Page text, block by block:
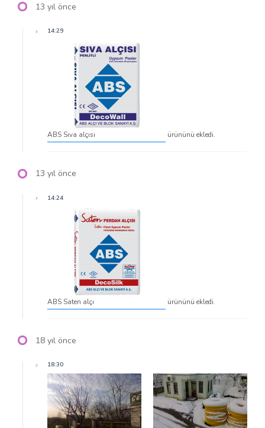
13 yıl önce
14:29
ABS Sıva alçısı ürününü ekledi.
13 yıl önce
14:24
ABS Saten alçı ürününü ekledi.
18 yıl önce
18:30